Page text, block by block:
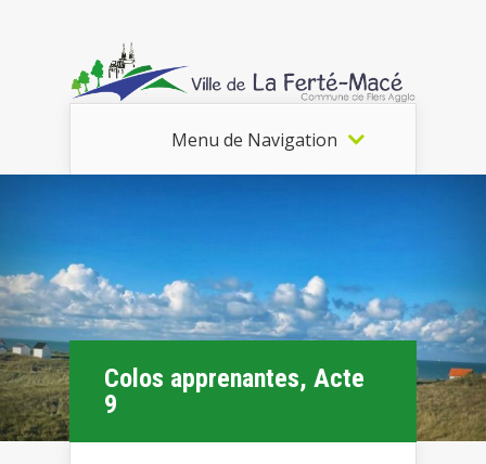
Menu de Navigation
Colos apprenantes, Acte
9